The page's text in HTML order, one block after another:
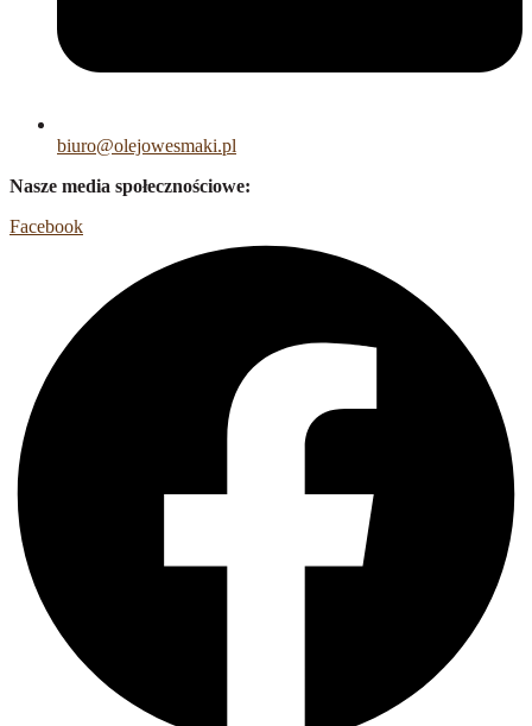
biuro@olejowesmaki.pl
Nasze media społecznościowe:
Facebook